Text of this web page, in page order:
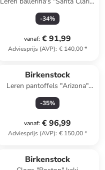
lichtroze
-34%
vanaf: € 91,99
Adviesprijs (AVP): € 140,00*
Birkenstock
Leren pantoffels "Arizona"
lichtbruin - wijdte S
-35%
vanaf: € 96,99
Adviesprijs (AVP): € 150,00*
Birkenstock